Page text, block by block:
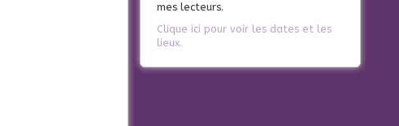
mes lecteurs.
Clique ici pour voir les dates et les
lieux.